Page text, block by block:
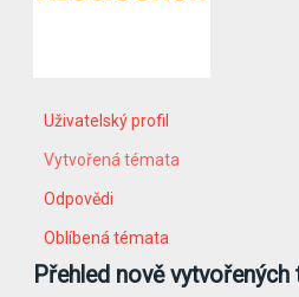
Uživatelský profil
Vytvořená témata
Odpovědi
Oblíbená témata
Přehled nově vytvořených